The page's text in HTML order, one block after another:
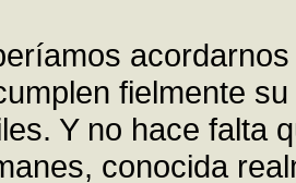
fielmente
Y no hace falta
conocida